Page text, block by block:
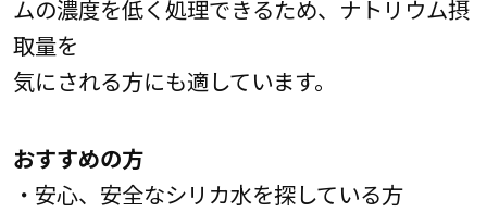
ムの濃度を低く処理できるため、ナトリウム摂
取量を
気にされる方にも適しています。
おすすめの方
・安心、安全なシリカ水を探している方